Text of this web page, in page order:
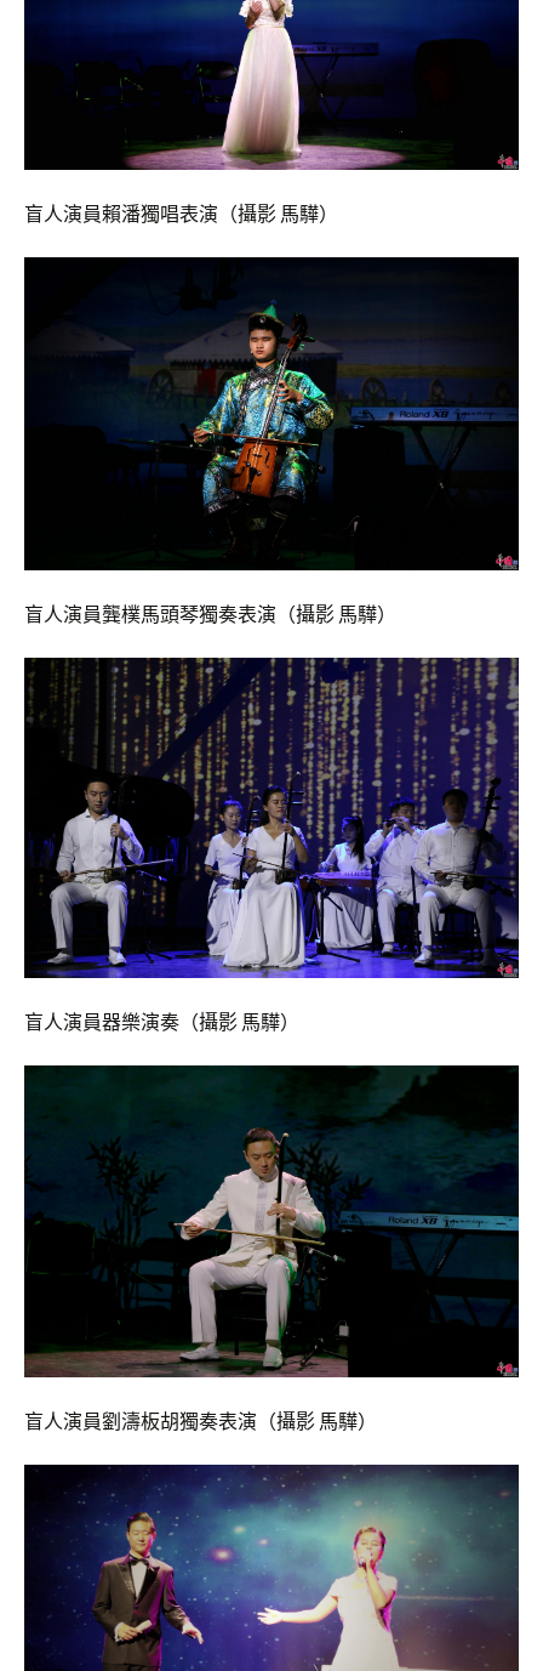
盲人演員賴潘獨唱表演（攝影 馬驊）
盲人演員龔樸馬頭琴獨奏表演（攝影 馬驊）
盲人演員器樂演奏（攝影 馬驊）
盲人演員劉濤板胡獨奏表演（攝影 馬驊）